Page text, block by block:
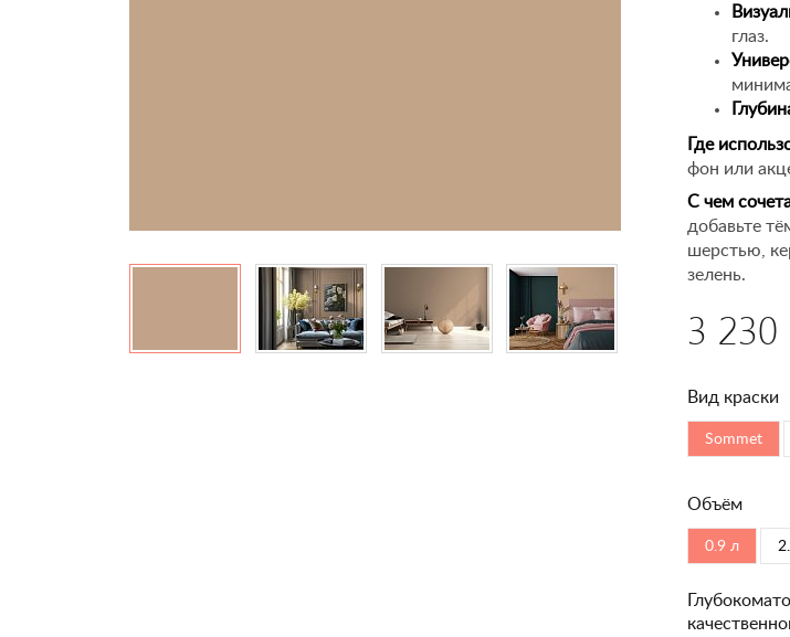
глаз.
Где
фон или
С чем
добавьте
шерстью,
зелень.
3 230
Вид краски
Sommet
Объём
0.9 л